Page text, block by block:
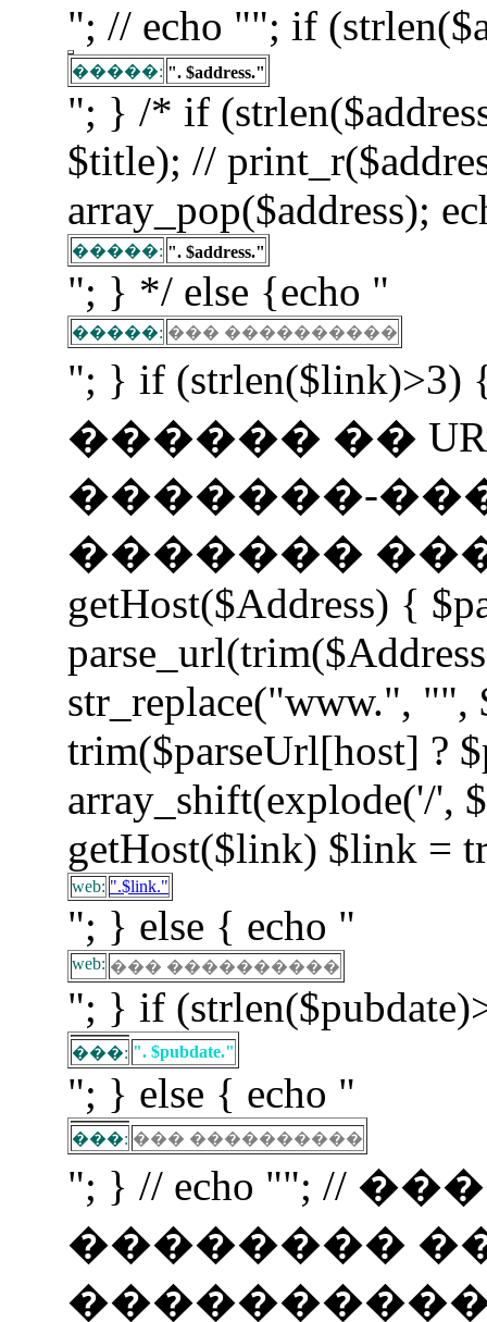
"; // echo ""; if
�����: ". $address."
"; } /* if
$title); //
array_pop($address);
�����: ". $address."
"; } */ else {echo "
�����: ��� ����������
"; } if
������ ��
�������-
�������
getHost($Address) {
str_replace("www.", "",
trim($parseUrl[host] ?
array_shift(explode('/',
getHost($link) $link =
web: ".$link."
"; } else { echo "
web: ��� ����������
"; } if
���: ". $pubdate."
"; } else { echo "
���: ��� ����������
"; } // echo ""; //
��������
�����������! if